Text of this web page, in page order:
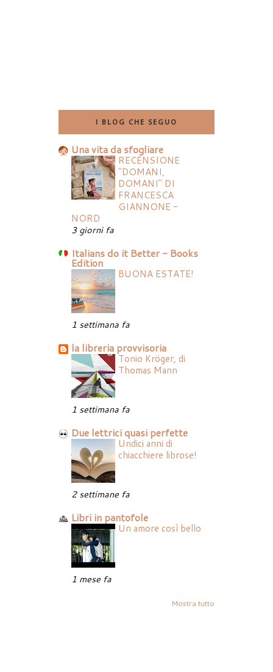
I BLOG CHE SEGUO
Una vita da sfogliare
RECENSIONE
"DOMANI,
DOMANI" DI
FRANCESCA
GIANNONE -
NORD
3 giorni fa
Italians do it Better - Books
Edition
BUONA ESTATE!
1 settimana fa
la libreria provvisoria
Tonio Kröger, di
Thomas Mann
1 settimana fa
Due lettrici quasi perfette
Undici anni di
chiacchiere librose!
2 settimane fa
Libri in pantofole
Un amore così bello
1 mese fa
Mostra tutto